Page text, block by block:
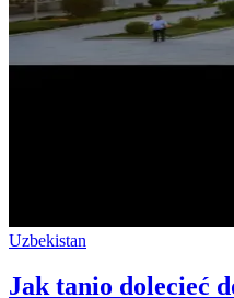
Uzbekistan
Jak tanio dolecieć